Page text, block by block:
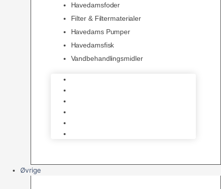
Havedamsfoder
Filter & Filtermaterialer
Havedams Pumper
Havedamsfisk
Vandbehandlingsmidler
Øvrige